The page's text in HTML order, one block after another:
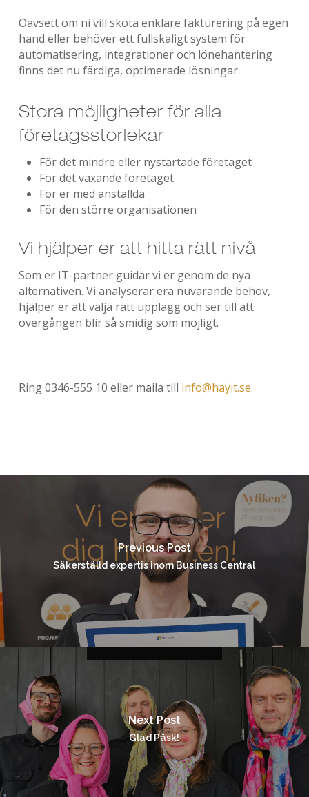
Oavsett om ni vill sköta enklare fakturering på egen
hand eller behöver ett fullskaligt system för
automatisering, integrationer och lönehantering
finns det nu färdiga, optimerade lösningar.
Stora möjligheter för alla
företagsstorlekar
För det mindre eller nystartade företaget
För det växande företaget
För er med anställda
För den större organisationen
Vi hjälper er att hitta rätt nivå
Som er IT-partner guidar vi er genom de nya
alternativen. Vi analyserar era nuvarande behov,
hjälper er att välja rätt upplägg och ser till att
övergången blir så smidig som möjligt.
Ring 0346-555 10 eller maila till info@hayit.se.
Previous Post
Säkerställd expertis inom Business Central
Next Post
Glad Påsk!